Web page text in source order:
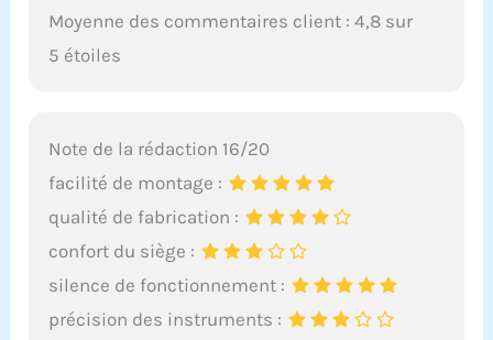
Moyenne des commentaires client : 4,8 sur
5 étoiles
Note de la rédaction 16/20
facilité de montage :
qualité de fabrication :
confort du siège :
silence de fonctionnement :
précision des instruments :